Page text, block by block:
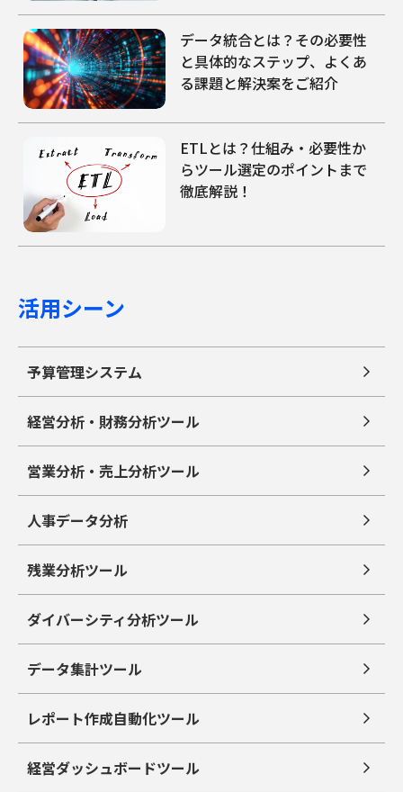
データ統合とは？その必要性
と具体的なステップ、よくあ
る課題と解決案をご紹介
ETLとは？仕組み・必要性か
らツール選定のポイントまで
徹底解説！
活用シーン
予算管理システム
経営分析・財務分析ツール
営業分析・売上分析ツール
人事データ分析
残業分析ツール
ダイバーシティ分析ツール
データ集計ツール
レポート作成自動化ツール
経営ダッシュボードツール